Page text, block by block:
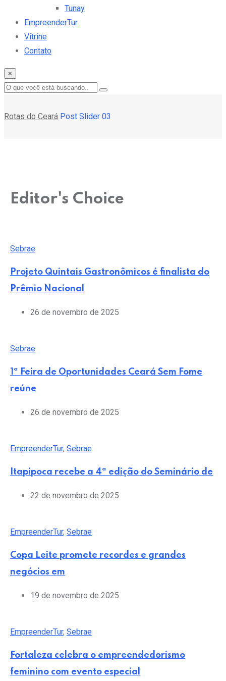
Tunay
EmpreenderTur
Vitrine
Contato
×
Rotas do Ceará Post Slider 03
Editor's Choice
Sebrae
Projeto Quintais Gastronômicos é finalista do
Prêmio Nacional
26 de novembro de 2025
Sebrae
1ª Feira de Oportunidades Ceará Sem Fome
reúne
26 de novembro de 2025
EmpreenderTur, Sebrae
Itapipoca recebe a 4ª edição do Seminário de
22 de novembro de 2025
EmpreenderTur, Sebrae
Copa Leite promete recordes e grandes
negócios em
19 de novembro de 2025
EmpreenderTur, Sebrae
Fortaleza celebra o empreendedorismo
feminino com evento especial